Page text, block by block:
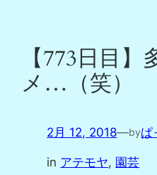
【773日目
メ…（笑）
2月 12, 2018—byぱ
in アテモヤ, 園芸